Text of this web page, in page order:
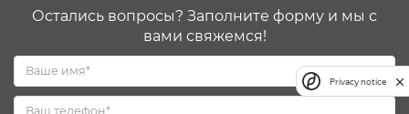
Остались вопросы? Заполните форму и мы с
вами свяжемся!
Privacy notice